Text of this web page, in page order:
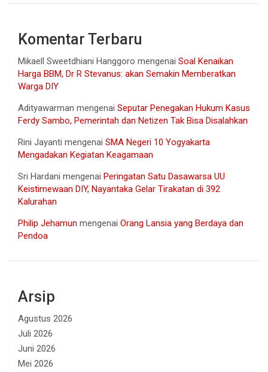
Komentar Terbaru
Mikaell Sweetdhiani Hanggoro mengenai Soal Kenaikan
Harga BBM, Dr R Stevanus: akan Semakin Memberatkan
Warga DIY
Adityawarman mengenai Seputar Penegakan Hukum Kasus
Ferdy Sambo, Pemerintah dan Netizen Tak Bisa Disalahkan
Rini Jayanti mengenai SMA Negeri 10 Yogyakarta
Mengadakan Kegiatan Keagamaan
Sri Hardani mengenai Peringatan Satu Dasawarsa UU
Keistimewaan DIY, Nayantaka Gelar Tirakatan di 392
Kalurahan
Philip Jehamun mengenai Orang Lansia yang Berdaya dan
Pendoa
Arsip
Agustus 2026
Juli 2026
Juni 2026
Mei 2026